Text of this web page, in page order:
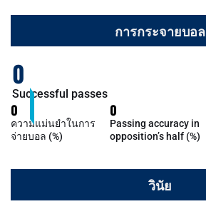
การกระจายบอล
0
Successful passes
0
ความแม่นยำในการ
จ่ายบอล (%)
0
Passing accuracy in
opposition’s half (%)
วินัย